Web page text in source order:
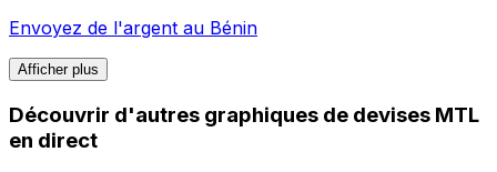
Envoyez de l'argent au Bénin
Afficher plus
Découvrir d'autres graphiques de devises MTL
en direct